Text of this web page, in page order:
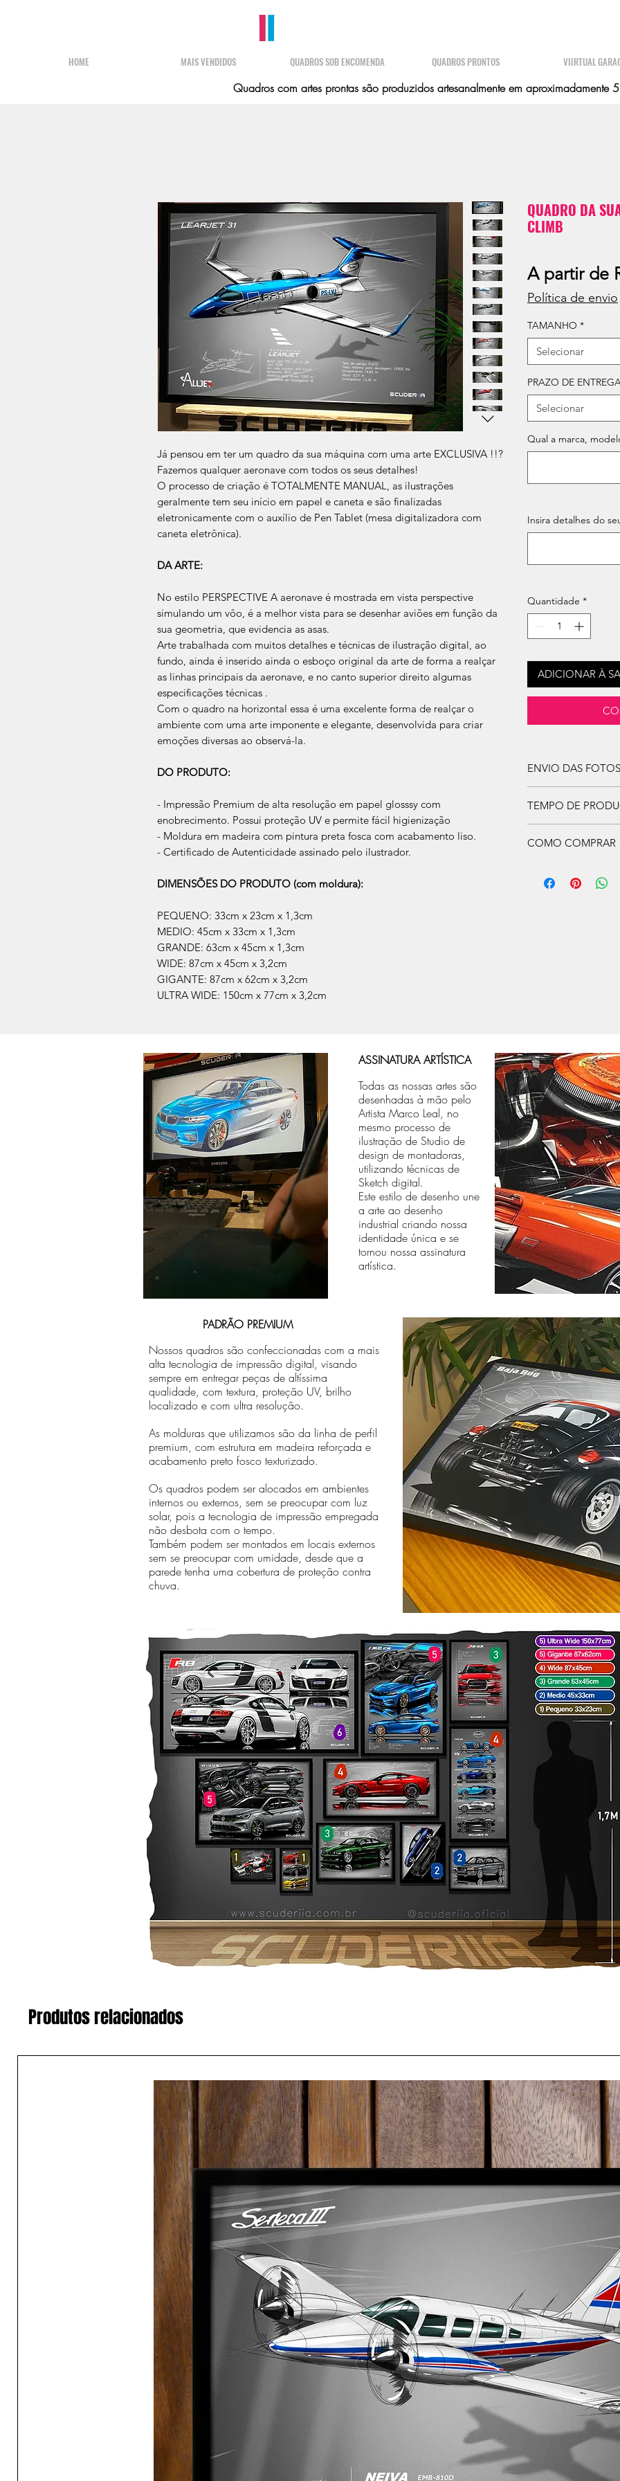
HOME MAIS VENDIDOS QUADROS SOB ENCOMENDA QUADROS PRONTOS VIIRTUAL
Quadros com artes prontas são produzidos artesanalmente em aproximadamente
Já pensou em ter um quadro da sua máquina com uma arte EXCLUSIVA !!?
Fazemos qualquer aeronave com todos os seus detalhes!
​O processo de criação é TOTALMENTE MANUAL, as ilustrações
geralmente tem seu início em papel e caneta e são finalizadas
eletronicamente com o auxílio de Pen Tablet (mesa digitalizadora com
caneta eletrônica).
DA ARTE:
No estilo PERSPECTIVE A aeronave é mostrada em vista perspective
simulando um vôo, é a melhor vista para se desenhar aviões em função da
sua geometria, que evidencia as asas.
Arte trabalhada com muitos detalhes e técnicas de ilustração digital, ao
fundo, ainda é inserido ainda o esboço original da arte de forma a realçar
as linhas principais da aeronave, e no canto superior direito algumas
especificações técnicas .
Com o quadro na horizontal essa é uma excelente forma de realçar o
ambiente com uma arte imponente e elegante, desenvolvida para criar
emoções diversas ao observá-la.
DO PRODUTO:
- Impressão Premium de alta resolução em papel glosssy com
enobrecimento. Possui proteção UV e permite fácil higienização
- Moldura em madeira com pintura preta fosca com acabamento liso.
- Certificado de Autenticidade assinado pelo ilustrador.
DIMENSÕES DO PRODUTO (com moldura):
PEQUENO: 33cm x 23cm x 1,3cm
MEDIO: 45cm x 33cm x 1,3cm
GRANDE: 63cm x 45cm x 1,3cm
WIDE: 87cm x 45cm x 3,2cm
GIGANTE: 87cm x 62cm x 3,2cm
ULTRA WIDE: 150cm x 77cm x 3,2cm
QUADRO DA
CLIMB
A partir de
Política de envio
TAMANHO *
Selecionar
PRAZO DE
Selecionar
Qual a marca,
Insira detalhes do
Quantidade *
ADICIONAR À
ENVIO DAS FOTOS
veículo a ser
pagamento.
As fotos deverão ser
TEMPO DE
escolhido nas
TURBO: 15 - 20
COMO COMPRAR
quadro
ASSINATURA ARTÍSTICA
Todas as nossas artes são
desenhadas à mão pelo
Artista Marco Leal, no
mesmo processo de
ilustração de Studio de
design de montadoras,
utilizando técnicas de
Sketch digital.
Este estilo de desenho une
a arte ao desenho
industrial criando nossa
identidade única e se
tornou nossa assinatura
artística.
PADRÃO PREMIUM
Nossos quadros são confeccionadas com a mais
alta tecnologia de impressão digital, visando
sempre em entregar peças de altíssima
qualidade, com textura, proteção UV, brilho
localizado e com ultra resolução.
As molduras que utilizamos são da linha de perfil
premium, com estrutura em madeira reforçada e
acabamento preto fosco texturizado.
Os quadros podem ser alocados em ambientes
internos ou externos, sem se preocupar com luz
solar, pois a tecnologia de impressão empregada
não desbota com o tempo.
Também podem ser montados em locais externos
sem se preocupar com umidade, desde que a
parede tenha uma cobertura de proteção contra
chuva.
Produtos relacionados